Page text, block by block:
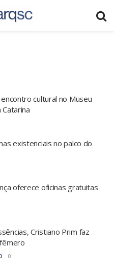
encontro cultural no Museu
existenciais no palco do
oferece oficinas gratuitas
Cristiano Prim faz
0